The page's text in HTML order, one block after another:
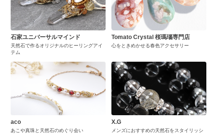
石家ユニバーサルマインド
天然石で作るオリジナルのヒーリングアイ
テム
Tomato Crystal 桜瑪瑙専門店
心をときめかせる春色アクセサリー
aco
あこや真珠と天然石のめぐり会い
X.G
メンズにおすすめの天然石をスタイリッシ